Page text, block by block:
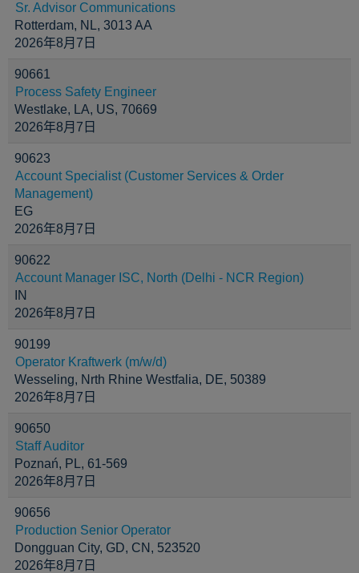
Sr. Advisor Communications
Rotterdam, NL, 3013 AA
2026年8月7日
90661
Process Safety Engineer
Westlake, LA, US, 70669
2026年8月7日
90623
Account Specialist (Customer Services & Order
Management)
EG
2026年8月7日
90622
Account Manager ISC, North (Delhi - NCR Region)
IN
2026年8月7日
90199
Operator Kraftwerk (m/w/d)
Wesseling, Nrth Rhine Westfalia, DE, 50389
2026年8月7日
90650
Staff Auditor
Poznań, PL, 61-569
2026年8月7日
90656
Production Senior Operator
Dongguan City, GD, CN, 523520
2026年8月7日